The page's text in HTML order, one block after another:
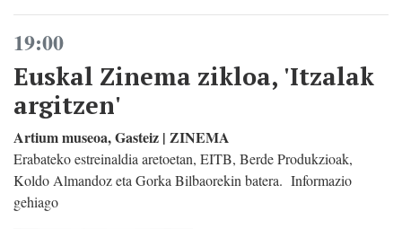
19:00
Euskal Zinema zikloa, 'Itzalak
argitzen'
Artium museoa, Gasteiz | ZINEMA
Erabateko estreinaldia aretoetan, EITB, Berde Produkzioak,
Koldo Almandoz eta Gorka Bilbaorekin batera. Informazio
gehiago